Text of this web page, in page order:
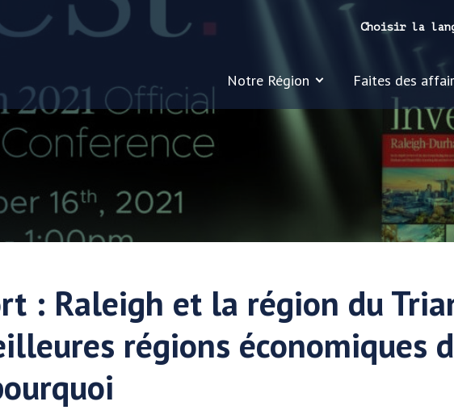
Notre Région Faites des
Choisir la
: Raleigh et la région du
régions économiques